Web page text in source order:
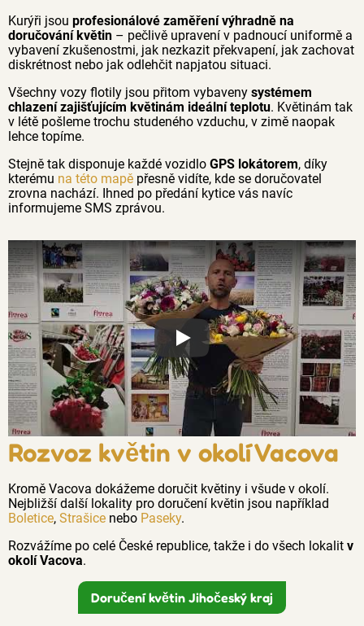
Kurýři jsou profesionálové zaměření výhradně na
doručování květin – pečlivě upravení v padnoucí uniformě a
vybavení zkušenostmi, jak nezkazit překvapení, jak zachovat
diskrétnost nebo jak odlehčit napjatou situaci.
Všechny vozy flotily jsou přitom vybaveny systémem
chlazení zajišťujícím květinám ideální teplotu. Květinám tak
v létě pošleme trochu studeného vzduchu, v zimě naopak
lehce topíme.
Stejně tak disponuje každé vozidlo GPS lokátorem, díky
kterému na této mapě přesně vidíte, kde se doručovatel
zrovna nachází. Ihned po předání kytice vás navíc
informujeme SMS zprávou.
Proč jsou květiny z Florea tak
Rozvoz květin v okolí Vacova
Kromě Vacova dokážeme doručit květiny i všude v okolí.
Nejbližší další lokality pro doručení květin jsou například
Boletice, Strašice nebo Paseky.
Rozvážíme po celé České republice, takže i do všech lokalit v
okolí Vacova.
Doručení květin Jihočeský kraj